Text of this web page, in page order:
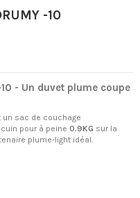
-10
10 - Un duvet plume coupe
un sac de couchage
pour à peine 0.9KG sur la
plume-light idéal.